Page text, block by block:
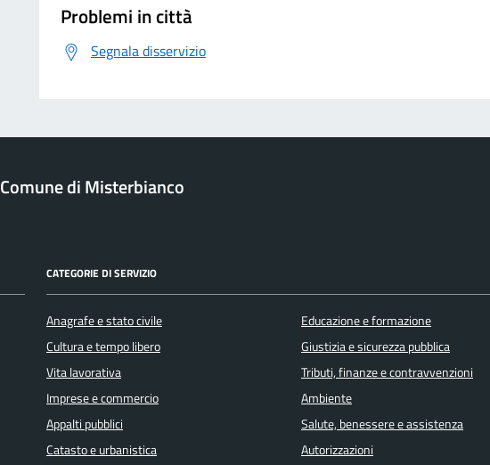
Problemi in città
Segnala disservizio
Comune di Misterbianco
CATEGORIE DI SERVIZIO
Anagrafe e stato civile
Cultura e tempo libero
Vita lavorativa
Imprese e commercio
Appalti pubblici
Catasto e urbanistica
Educazione e formazione
Giustizia e sicurezza pubblica
Tributi, finanze e contravvenzioni
Ambiente
Salute, benessere e assistenza
Autorizzazioni